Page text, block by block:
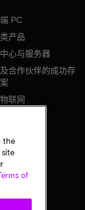
PC
产品
心与服务器
合作伙伴的成功存
联网
the
of